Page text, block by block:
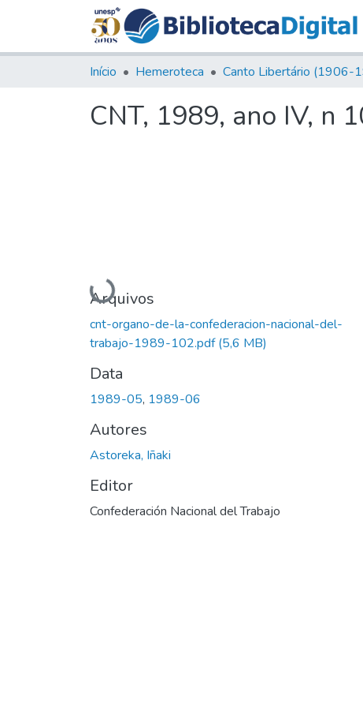
Início Hemeroteca
CNT, 1989, ano IV, n
Carregando...
Arquivos
cnt-organo-de-la-confederacion-nacional-del-
trabajo-1989-102.pdf(5,6 MB)
Data
1989-05, 1989-06
Autores
Astoreka, Iñaki
Editor
Confederación Nacional del Trabajo